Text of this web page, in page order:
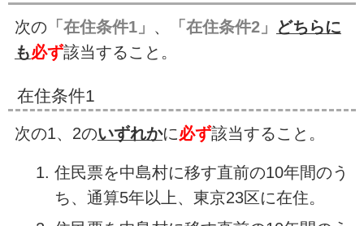
次の 「在住条件1」 、 「在住条件2」
どちらに
も必ず該当すること。
在住条件1
次の1、2のいずれかに必ず該当すること。
住民票を中島村に移す直前の10年間のう
ち、通算5年以上、東京23区に在住。